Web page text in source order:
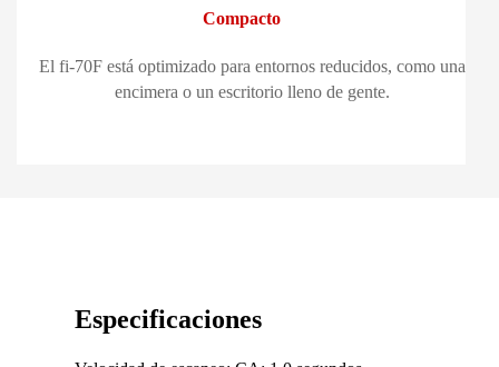
Compacto
El fi-70F está optimizado para entornos reducidos, como una
encimera o un escritorio lleno de gente.
Especificaciones